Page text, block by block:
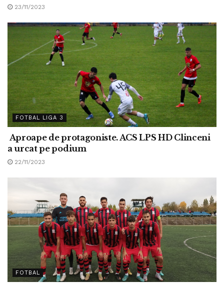
23/11/2023
FOTBAL LIGA 3
Aproape de protagoniste. ACS LPS HD Clinceni
a urcat pe podium
22/11/2023
FOTBAL